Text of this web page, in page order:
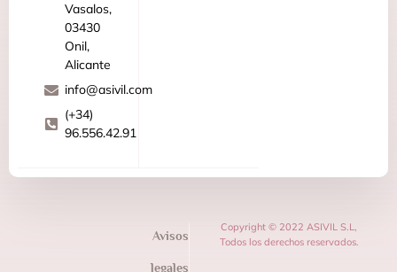
Vasalos,
03430
Onil,
Alicante
info@asivil.com
(+34)
96.556.42.91
Avisos
legales
Copyright © 2022 ASIVIL S.L,
Todos los derechos reservados.